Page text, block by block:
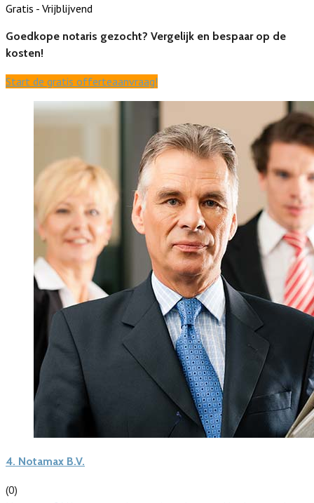
Gratis - Vrijblijvend
Goedkope notaris gezocht? Vergelijk en bespaar op de
kosten!
Start de gratis offerteaanvraag!
4. Notamax B.V.
(0)